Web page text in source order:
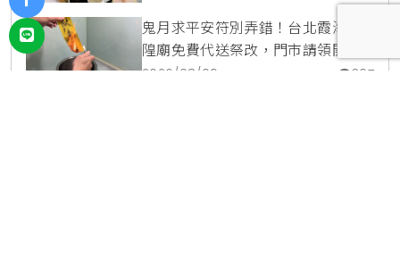
鬼月求平安符別弄錯！台北霞海城
隍廟免費代送祭改，門市請領開光
符令與平安符貼紙優惠一次看
2026/08/09 307